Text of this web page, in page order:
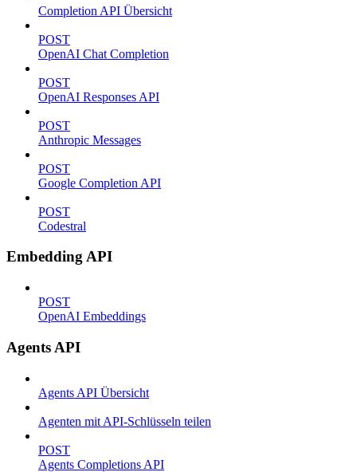
Completion API Übersicht
POST
OpenAI Chat Completion
POST
OpenAI Responses API
POST
Anthropic Messages
POST
Google Completion API
POST
Codestral
Embedding API
POST
OpenAI Embeddings
Agents API
Agents API Übersicht
Agenten mit API-Schlüsseln teilen
POST
Agents Completions API